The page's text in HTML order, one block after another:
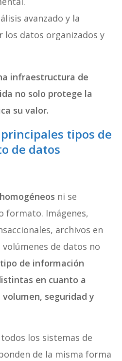
avanzado y la
los datos organizados y
infraestructura de
no solo protege la
su valor.
tipos de
de datos
ni se
formato. Imágenes,
archivos en
de datos no
de información
en cuanto a
seguridad y
los sistemas de
de la misma forma